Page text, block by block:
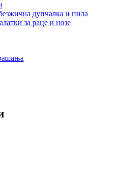
дупчалка и пила
за раце и нозе